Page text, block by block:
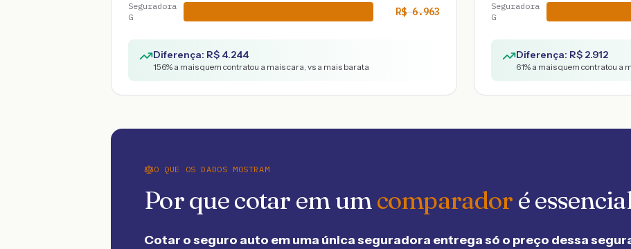
Seguradora
G
R$6.963
Diferença: R$ 4.244
156% a mais quem contratou a mais cara, vs a mais barata
Seguradora
G
Diferença: R$ 2.912
61% a mais quem contratou a
O QUE OS DADOS MOSTRAM
Por que cotar em umcomparador é
Cotar o seguro auto em uma única seguradora entrega só o preço dessa